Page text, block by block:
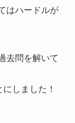
はハードルが
去問を解いて
しました！